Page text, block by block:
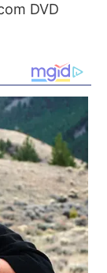
DVD